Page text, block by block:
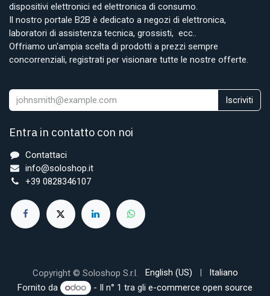
dispositivi elettronici ed elettronica di consumo.
Il nostro portale B2B è dedicato a negozi di elettronica,
laboratori di assistenza tecnica, grossisti, ecc..
Offriamo un'ampia scelta di prodotti a prezzi sempre
concorrenziali, registrati per visionare tutte le nostre offerte.
Iscriviti
Entra in contatto con noi
Contattaci
info@soloshop.it
+39 0828346107
Copyright © Soloshop S.r.l. English (US) |
Italiano
Fornito da
- Il n° 1 tra glie-commerce open source